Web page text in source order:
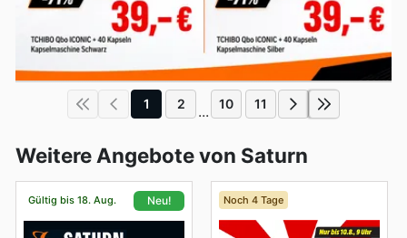
1 2 ... 10 11
Weitere Angebote von Saturn
Gültig bis 18. Aug. Neu! Noch 4 Tage